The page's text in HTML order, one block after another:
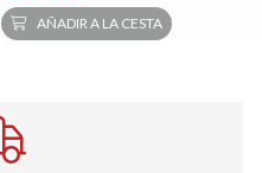
AÑADIR A LA CESTA